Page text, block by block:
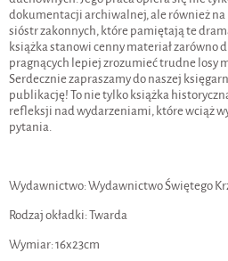
dokumentacji archiwalnej, ale również
sióstr zakonnych, które pamiętają te
książka stanowi cenny materiał zarówno
pragnących lepiej zrozumieć trudne losy
Serdecznie zapraszamy do naszej
publikację! To nie tylko książka
refleksji nad wydarzeniami, które wciąż
pytania.
Wydawnictwo: Wydawnictwo Świętego
Rodzaj okładki:Twarda
Wymiar:16x23cm